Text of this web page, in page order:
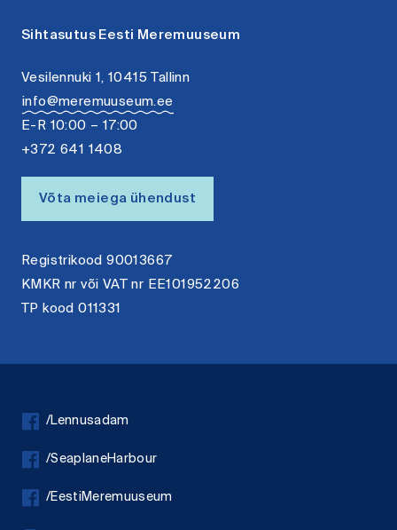
Sihtasutus Eesti Meremuuseum
Vesilennuki 1, 10415 Tallinn
info@meremuuseum.ee
E-R 10:00 – 17:00
+372 641 1408
Võta meiega ühendust
Registrikood 90013667
KMKR nr või VAT nr EE101952206
TP kood 011331
/Lennusadam
/SeaplaneHarbour
/EestiMeremuuseum